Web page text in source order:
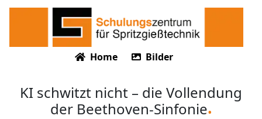
Home Bilder
KI schwitzt nicht – die Vollendung
der Beethoven-Sinfonie